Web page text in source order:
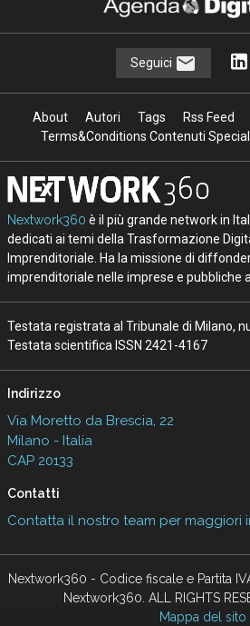
Seguici
About Autori Tags Rss Feed
Terms&Conditions Contenuti
Nextwork360 è il più grande network in
dedicati ai temi della Trasformazione
Imprenditoriale. Ha la missione di
imprenditoriale nelle imprese e pubbliche
Testata registrata al Tribunale di Milano,
Testata scientifica ISSN 2421-4167
Indirizzo
Via Moretto da Brescia, 22
Milano - Italia
CAP 20133
Contatti
Contatta il nostro team per maggiori
Nextwork360 - Codice fiscale e Partita
Nextwork360. ALL RIGHTS
Mappa del sito